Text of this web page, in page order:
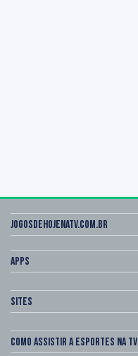
Jogosdehojenatv.com.br
Apps
Sites
Como assistir a esportes na TV